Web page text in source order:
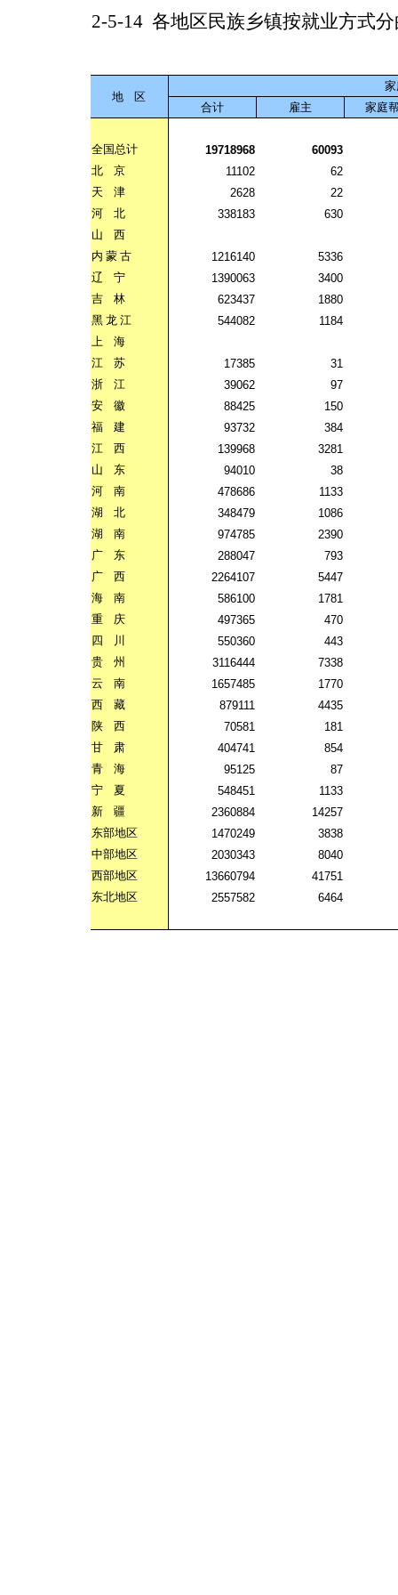
2-5-14 各地区民族乡镇按就业方式
地 区
合计
雇主 家庭
全国总计 19718968
60093
北
京 11102
62
天
津 2628
22
河
北 338183
630
山
西
内 蒙 古 1216140
5336
辽
宁 1390063
3400
吉
林 623437
1880
黑 龙 江 544082
1184
上
海
江
苏 17385
31
浙
江 39062
97
安
徽 88425
150
福
建 93732
384
江
西 139968
3281
山
东 94010
38
河
南 478686
1133
湖
北 348479
1086
湖
南 974785
2390
广
东 288047
793
广
西 2264107
5447
海
南 586100
1781
重
庆 497365
470
四
川 550360
443
贵
州 3116444
7338
云
南 1657485
1770
西
藏 879111
4435
陕
西 70581
181
甘
肃 404741
854
青
海 95125
87
宁
夏 548451
1133
新
疆 2360884
14257
东部地区
1470249
3838
中部地区
2030343
8040
西部地区
13660794
41751
东北地区
2557582 6464